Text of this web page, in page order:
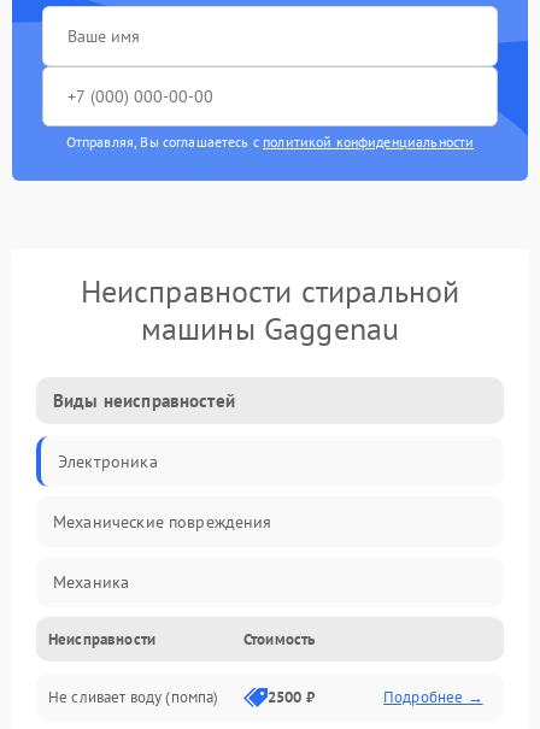
Отправляя, Вы соглашаетесь с политикой конфиденциальности
Неисправности стиральной
машины Gaggenau
Виды неисправностей
Электроника
Механические повреждения
Механика
Электропитание
Водоснабжение
Неисправности Стоимость
Не сливает воду (помпа) 2500 ₽ Подробнее →